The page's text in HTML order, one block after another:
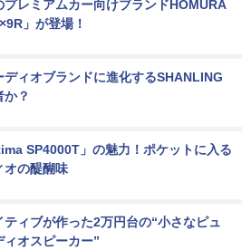
プレミアムカー向けブランドHOMURA
」が登場！
ディオブランドに進化するSHANLING
か？
SP4000T」の魅力！ポケットに入る
オの醍醐味
ティブが作った2万円台の“小さなピュ
ィオスピーカー”